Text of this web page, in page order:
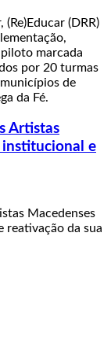
(DRR)
marcada
por 20 turmas
de
da Fé.
Artistas
institucional e
Macedenses
reativação da sua